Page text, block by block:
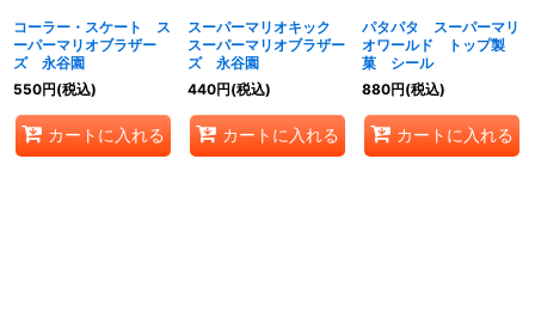
コーラー・スケート ス
ーパーマリオブラザー
ズ 永谷園
550円(税込)
カートに入れる
スーパーマリオキック
スーパーマリオブラザー
ズ 永谷園
440円(税込)
カートに入れる
パタパタ スーパーマリ
オワールド トップ製
菓 シール
880円(税込)
カートに入れる